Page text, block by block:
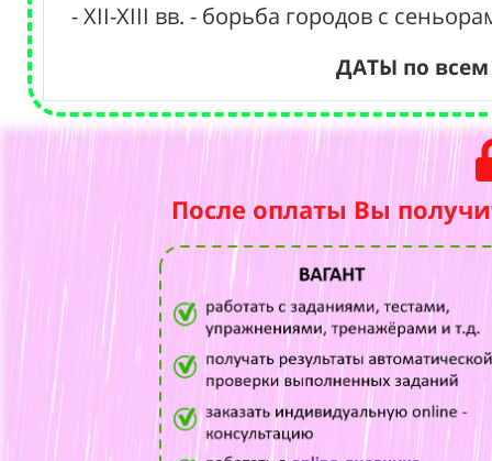
- XII-XIII вв. - борьба городов с
ДАТЫ по
После оплаты Вы